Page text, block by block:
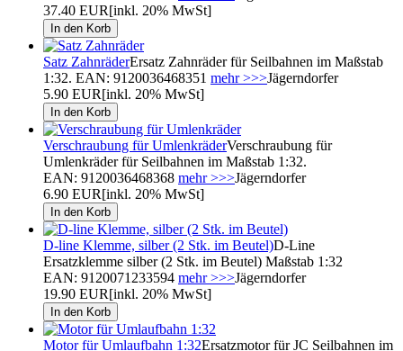
37.40 EUR[inkl. 20% MwSt]
Satz ZahnräderErsatz Zahnräder für Seilbahnen im Maßstab
1:32. EAN: 9120036468351 mehr >>>Jägerndorfer
5.90 EUR[inkl. 20% MwSt]
Verschraubung für UmlenkräderVerschraubung für
Umlenkräder für Seilbahnen im Maßstab 1:32.
EAN: 9120036468368 mehr >>>Jägerndorfer
6.90 EUR[inkl. 20% MwSt]
D-line Klemme, silber (2 Stk. im Beutel)D-Line
Ersatzklemme silber (2 Stk. im Beutel) Maßstab 1:32
EAN: 9120071233594 mehr >>>Jägerndorfer
19.90 EUR[inkl. 20% MwSt]
Motor für Umlaufbahn 1:32Ersatzmotor für JC Seilbahnen im